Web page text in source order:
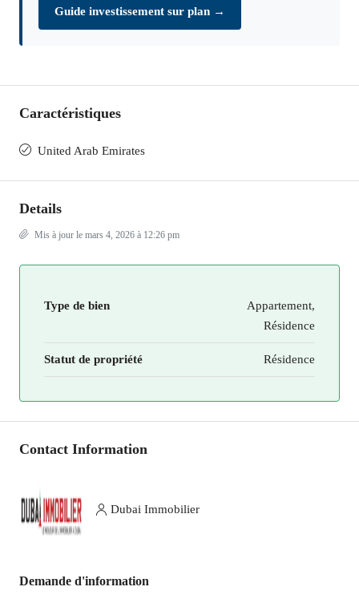
Guide investissement sur plan →
Caractéristiques
United Arab Emirates
Details
Mis à jour le mars 4, 2026 à 12:26 pm
Type de bien
Appartement,
Résidence
Statut de propriété Résidence
Contact Information
Dubai Immobilier
Demande d'information